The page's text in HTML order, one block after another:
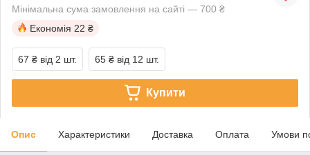
Мінімальна сума замовлення на сайті — 700 ₴
Економія 22 ₴
67 ₴ від 2 шт. 65 ₴ від 12 шт.
Купити
Опис Характеристики Доставка Оплата Умови